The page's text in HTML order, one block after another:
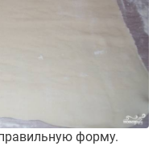
форму.